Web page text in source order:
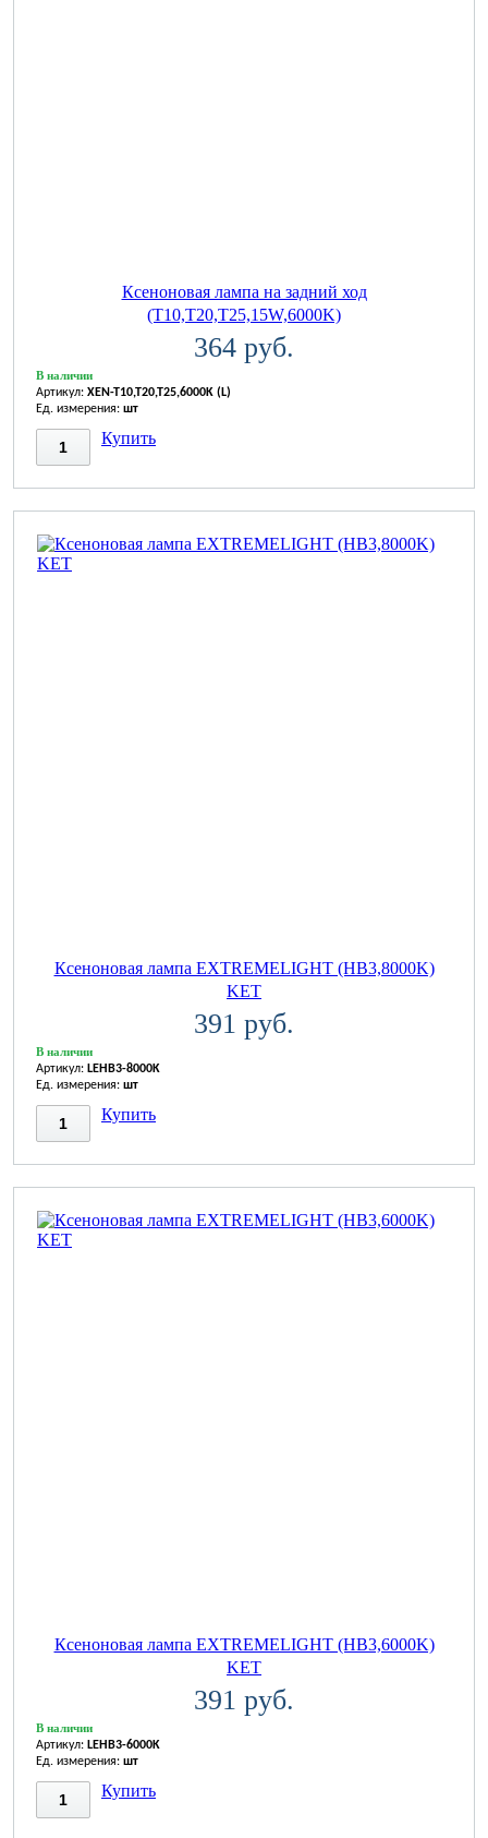
Ксеноновая лампа на задний ход
(T10,T20,T25,15W,6000K)
364 руб.
В наличии
Артикул: XEN-T10,T20,T25,6000K (L)
Ед. измерения: шт
Купить
Ксеноновая лампа EXTREMELIGHT (HB3,8000K)
KET
391 руб.
В наличии
Артикул: LEHB3-8000K
Ед. измерения: шт
Купить
Ксеноновая лампа EXTREMELIGHT (HB3,6000K)
KET
391 руб.
В наличии
Артикул: LEHB3-6000K
Ед. измерения: шт
Купить